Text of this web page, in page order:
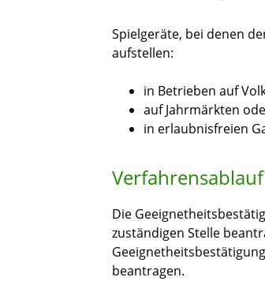
Spielgeräte, bei denen
aufstellen:
in Betrieben auf
auf Jahrmärkten
in erlaubnisfreien
Verfahrensablauf
Die
zuständigen Stelle
beantragen.